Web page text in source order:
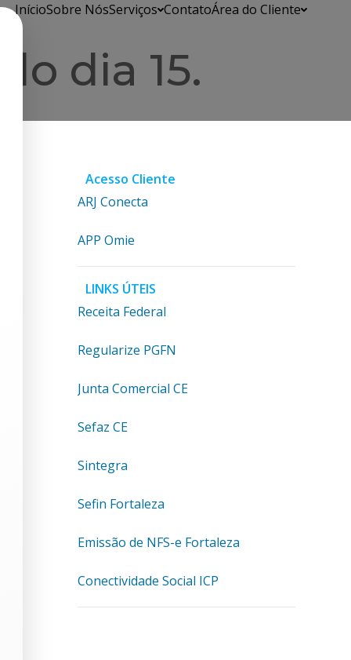
InícioSobre NósServiços ContatoÁrea do Cliente
dia 15.
Acesso Cliente
ARJ Conecta
APP Omie
LINKS ÚTEIS
Receita Federal
Regularize PGFN
Junta Comercial CE
Sefaz CE
Sintegra
Sefin Fortaleza
Emissão de NFS-e Fortaleza
Conectividade Social ICP